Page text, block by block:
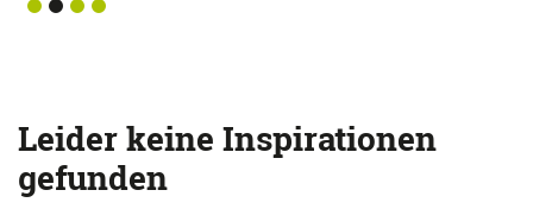
Leider keine Inspirationen
gefunden